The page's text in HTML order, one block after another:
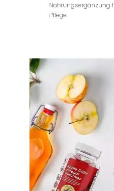
Nahrungsergänzung
Pflege.